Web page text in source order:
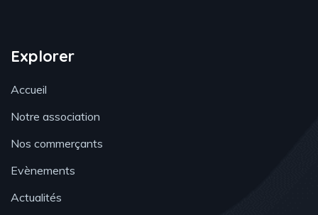
Explorer
Accueil
Notre association
Nos commerçants
Evènements
Actualités